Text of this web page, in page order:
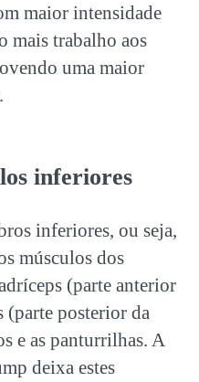
maior intensidade
mais trabalho aos
uma maior
inferiores
inferiores, ou seja,
músculos dos
(parte anterior
posterior da
e as panturrilhas. A
deixa estes